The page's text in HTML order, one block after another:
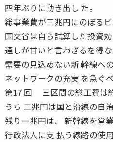
四年ぶりに動き出し た。
総事業費が三兆円にのぼるビ
国交省は自ら試算した投資
通しが甘いと言わざるを得な
需要の見込めない新 幹線へ
ネットワークの充実 を急ぐべ
第17 回 三区間の総工費は
うち 二兆円は国と沿線の自
残り一兆円は、 新幹線を営
行政法人に支 払う線路の使